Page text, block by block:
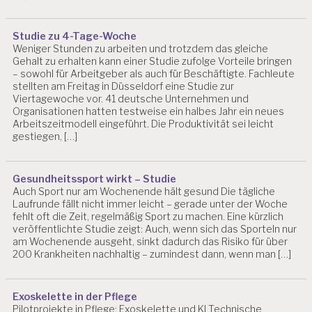
Studie zu 4-Tage-Woche
Weniger Stunden zu arbeiten und trotzdem das gleiche
Gehalt zu erhalten kann einer Studie zufolge Vorteile bringen
– sowohl für Arbeitgeber als auch für Beschäftigte. Fachleute
stellten am Freitag in Düsseldorf eine Studie zur
Viertagewoche vor. 41 deutsche Unternehmen und
Organisationen hatten testweise ein halbes Jahr ein neues
Arbeitszeitmodell eingeführt. Die Produktivität sei leicht
gestiegen, […]
Gesundheitssport wirkt – Studie
Auch Sport nur am Wochenende hält gesund Die tägliche
Laufrunde fällt nicht immer leicht – gerade unter der Woche
fehlt oft die Zeit, regelmäßig Sport zu machen. Eine kürzlich
veröffentlichte Studie zeigt: Auch, wenn sich das Sporteln nur
am Wochenende ausgeht, sinkt dadurch das Risiko für über
200 Krankheiten nachhaltig – zumindest dann, wenn man […]
Exoskelette in der Pflege
Pilotprojekte in Pflege: Exoskelette und KI Technische